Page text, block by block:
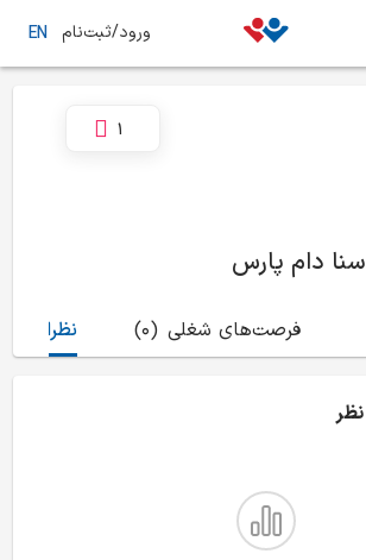
ورود/ثبت‌نام EN
سنا دام پارس
1
(0) فرصت‌های شغلی نظرات
نظر